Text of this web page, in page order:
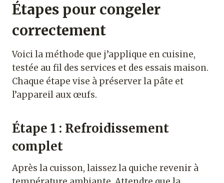
Étapes pour congeler
correctement
Voici la méthode que j’applique en cuisine,
testée au fil des services et des essais maison.
Chaque étape vise à préserver la pâte et
l’appareil aux œufs.
Étape 1 : Refroidissement
complet
Après la cuisson, laissez la quiche revenir à